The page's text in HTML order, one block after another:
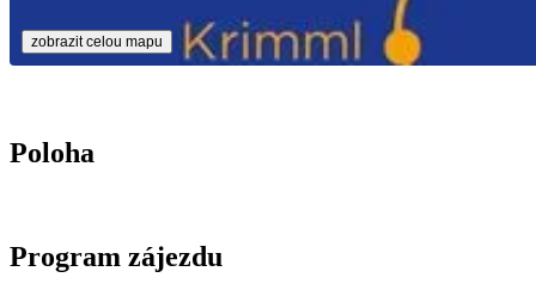
zobrazit celou mapu
Poloha
Program zájezdu